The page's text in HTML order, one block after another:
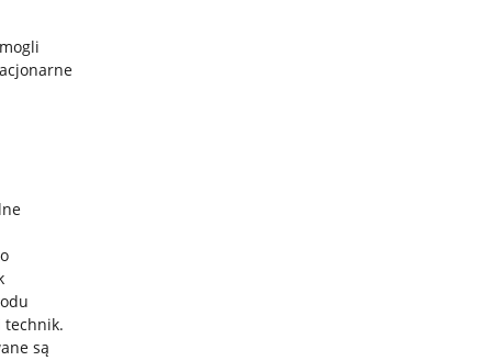
technik.
są